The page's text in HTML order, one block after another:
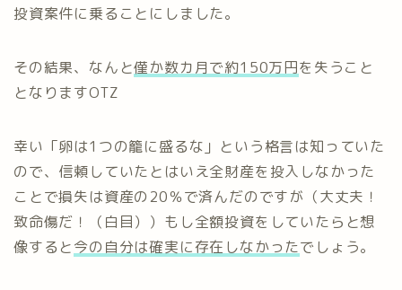
投資案件に乗ることにしました。
その結果、なんと僅か数カ月で約150万円を失うこと
となりますOTZ
幸い「卵は1つの籠に盛るな」という格言は知っていた
ので、信頼していたとはいえ全財産を投入しなかった
ことで損失は資産の20％で済んだのですが（大丈夫！
致命傷だ！（白目））もし全額投資をしていたらと想
像すると今の自分は確実に存在しなかったでしょう。